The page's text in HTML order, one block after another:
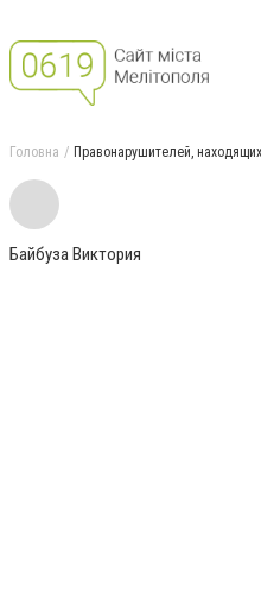
Головна Правонарушителей,
Байбуза Виктория